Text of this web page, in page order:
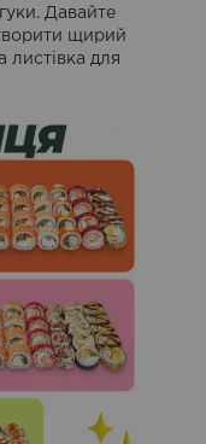
Давайте
щирий
листівка для